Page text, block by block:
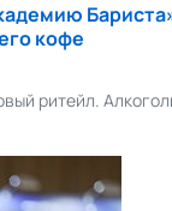
кофе
ритейл.